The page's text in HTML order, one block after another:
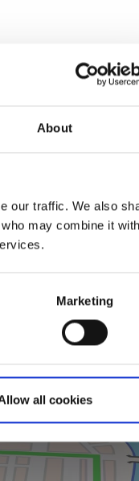
About
our traffic. We also
may combine it with
Marketing
all cookies
och lek.
huserade här
Teaterplantaget
för
annat säljer
val för